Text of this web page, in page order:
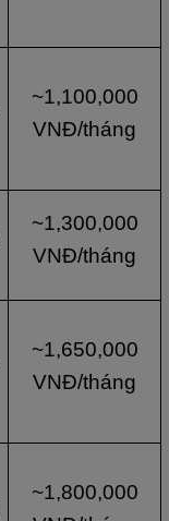
~1,100,000
VNĐ/tháng
~1,300,000
VNĐ/tháng
~1,650,000
VNĐ/tháng
~1,800,000